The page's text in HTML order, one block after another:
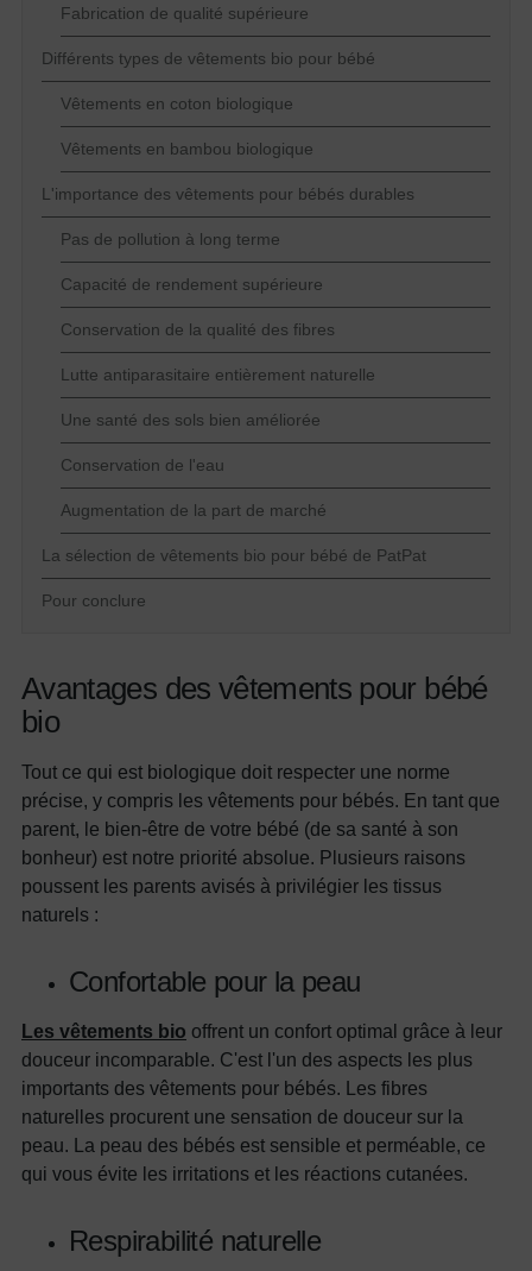
Fabrication de qualité supérieure
Différents types de vêtements bio pour bébé
Vêtements en coton biologique
Vêtements en bambou biologique
L'importance des vêtements pour bébés durables
Pas de pollution à long terme
Capacité de rendement supérieure
Conservation de la qualité des fibres
Lutte antiparasitaire entièrement naturelle
Une santé des sols bien améliorée
Conservation de l'eau
Augmentation de la part de marché
La sélection de vêtements bio pour bébé de PatPat
Pour conclure
Avantages des vêtements pour bébé
bio
Tout ce qui est biologique doit respecter une norme
précise, y compris les vêtements pour bébés. En tant que
parent, le bien-être de votre bébé (de sa santé à son
bonheur) est notre priorité absolue. Plusieurs raisons
poussent les parents avisés à privilégier les tissus
naturels :
Confortable pour la peau
Les vêtements bio offrent un confort optimal grâce à leur
douceur incomparable. C'est l'un des aspects les plus
importants des vêtements pour bébés. Les fibres
naturelles procurent une sensation de douceur sur la
peau. La peau des bébés est sensible et perméable, ce
qui vous évite les irritations et les réactions cutanées.
Respirabilité naturelle